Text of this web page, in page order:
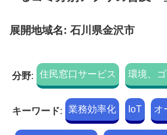
展開地域名: 石川県金沢市
分野: 住民窓口サービス 環境、
キーワード: 業務効率化 IoT オ